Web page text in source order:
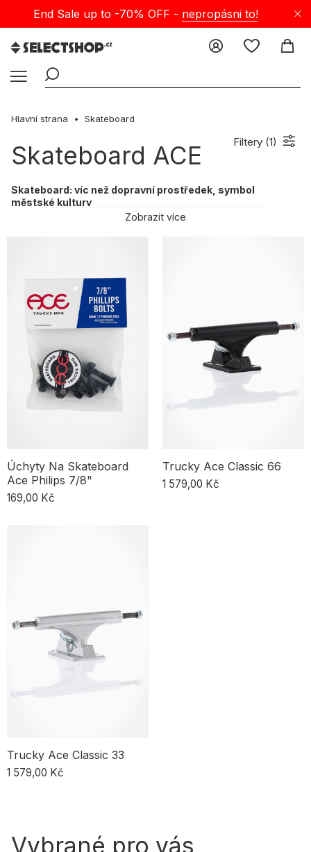
End Sale up to -70% OFF - nepropásni to!
Hlavní strana Skateboard
Skateboard ACE Filtery (1)
Skateboard: víc než dopravní prostředek, symbol
městské kultury
Skateboard není jen způsob, jak se dostat z bodu A do B — je to
ale i stylově sednou. Objev, co všechno svět skateboardů nabízí od
značek jakoDarkstar,Bronson Speed
Historie a význam skateboardingu
Skateboard se poprvé objevil v 50. letech v Kalifornii, původně
vyrobený ze dřeva s kovovými kolečky a tvarem surfové desky. V
průběhu let se vyvinul v dynamický sport a životní styl se silnou
komunitou skate kultury, která sdílí módu, hudbu a umění, podporuje
nové členy a posouvá hranice triků.
Zobrazit více
Úchyty Na Skateboard
Ace Philips 7/8"
169,00 Kč
Trucky Ace Classic 66
1 579,00 Kč
Trucky Ace Classic 33
1 579,00 Kč
Vybrané pro vás